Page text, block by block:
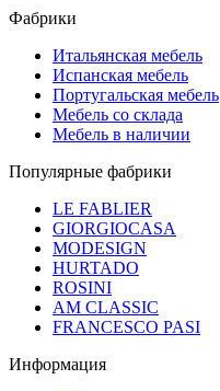
Фабрики
Итальянская мебель
Испанская мебель
Португальская мебель
Мебель со склада
Мебель в наличии
Популярные фабрики
LE FABLIER
GIORGIOCASA
MODESIGN
HURTADO
ROSINI
AM CLASSIC
FRANCESCO PASI
Информация